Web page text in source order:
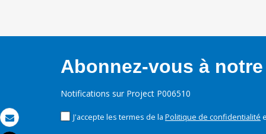
Email
Abonnez-vous à
Notifications sur Project P006510
J'accepte les termes de la Politique de confidentialité